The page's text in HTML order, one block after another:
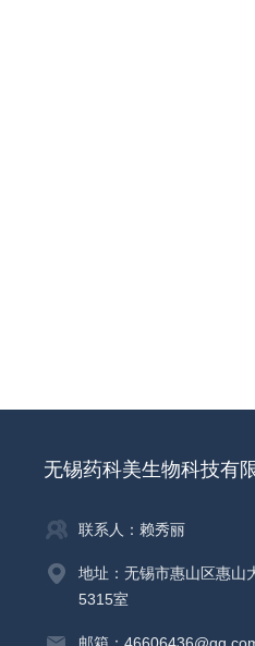
无锡药科美生物科技有
联系人：赖秀丽
地址：无锡市惠山区惠山
5315室